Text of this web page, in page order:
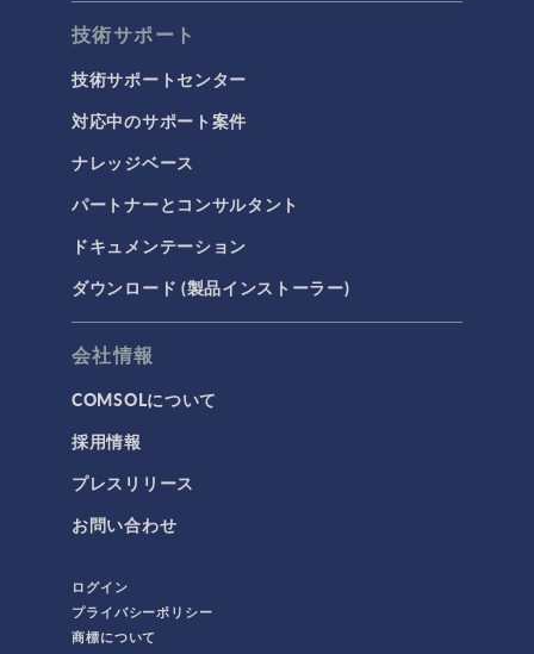
技術サポート
技術サポートセンター
対応中のサポート案件
ナレッジベース
パートナーとコンサルタント
ドキュメンテーション
ダウンロード (製品インストーラー)
会社情報
COMSOLについて
採用情報
プレスリリース
お問い合わせ
ログイン
プライバシーポリシー
商標について